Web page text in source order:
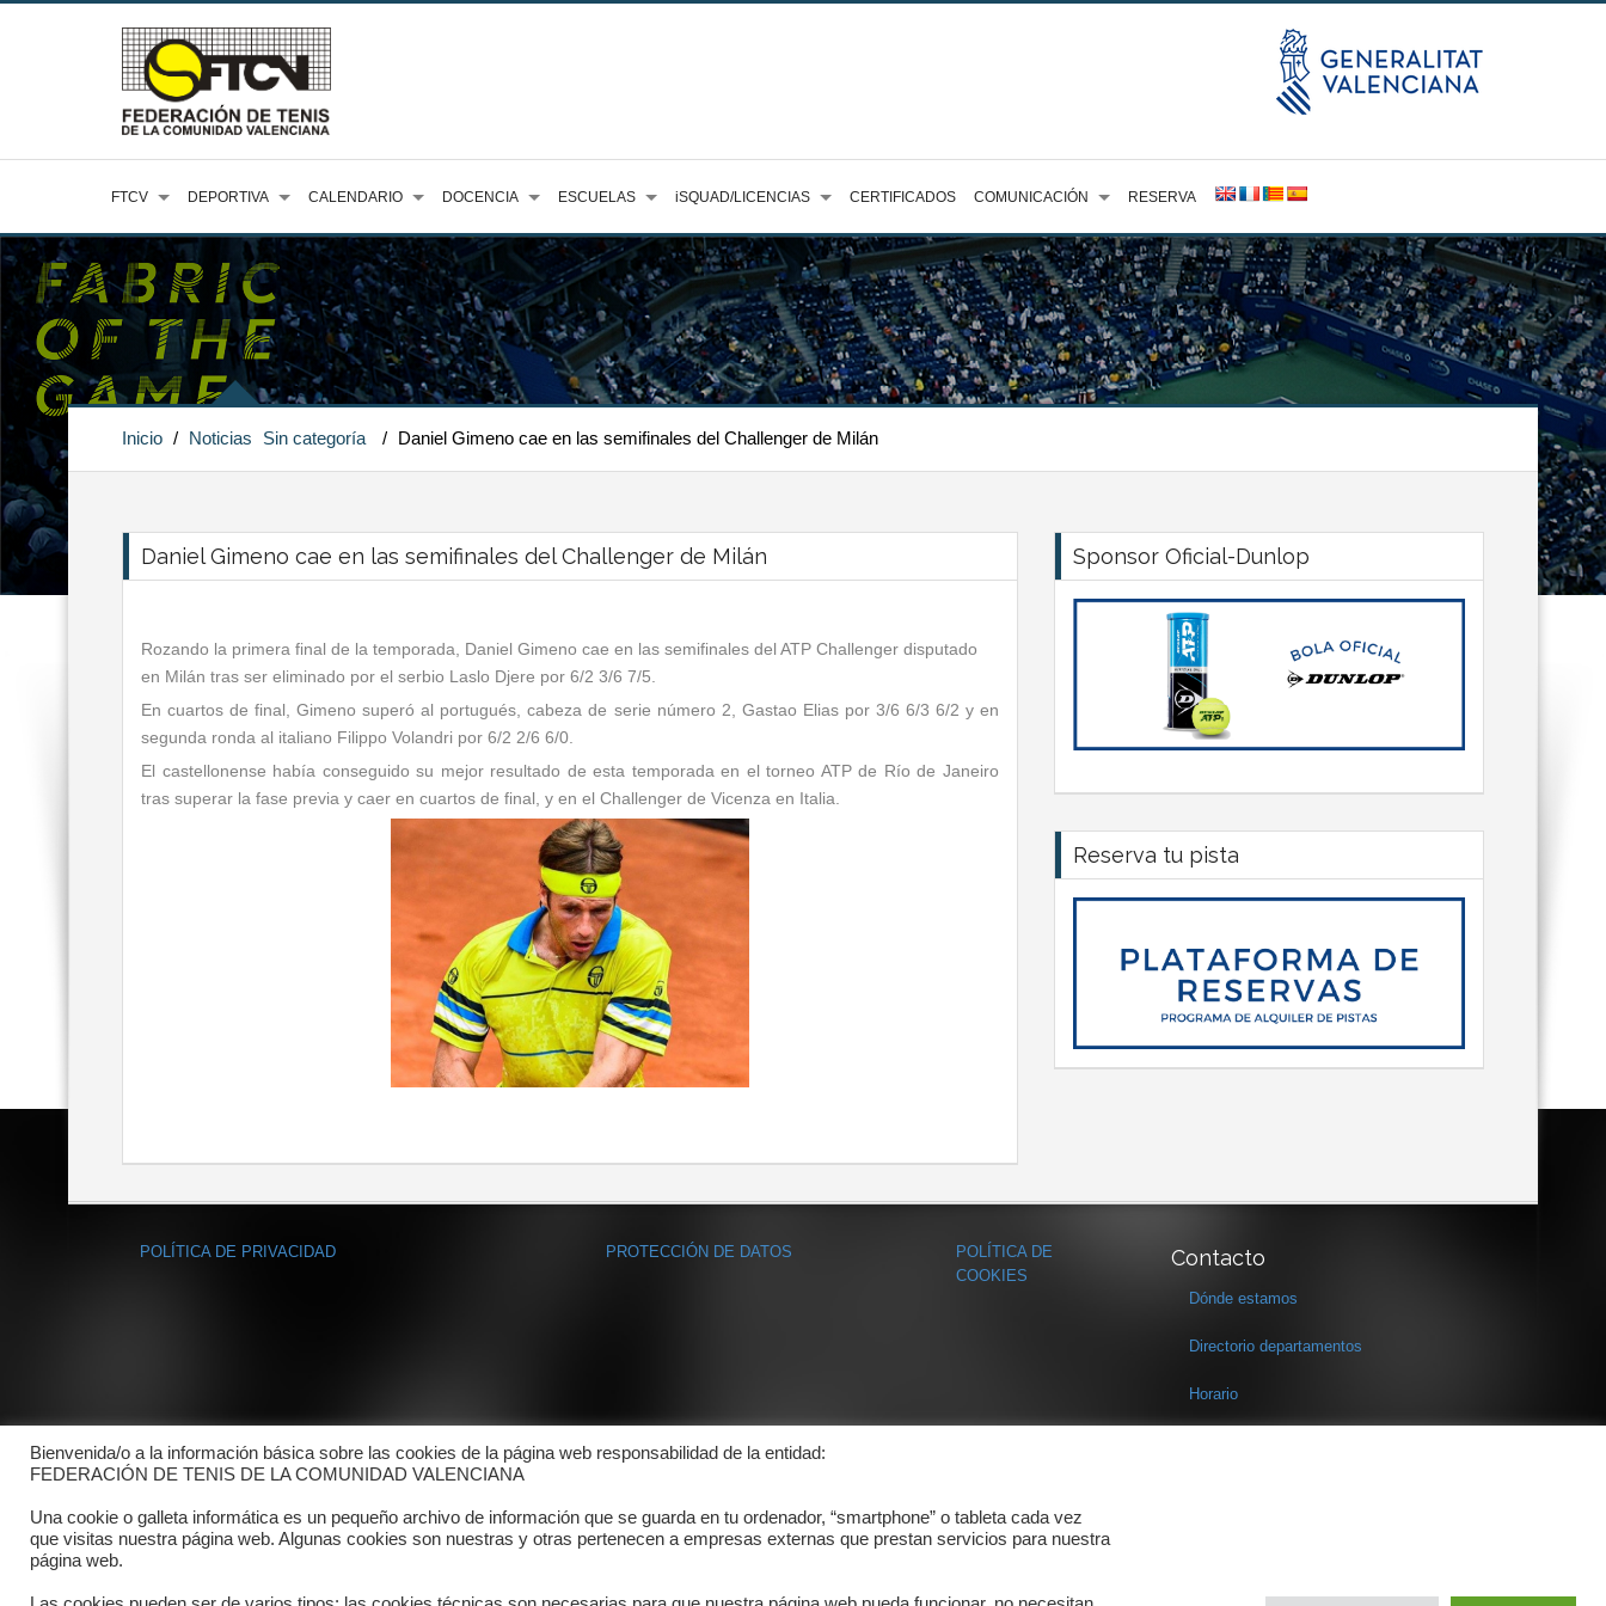
FTCV DEPORTIVA CALENDARIO DOCENCIA ESCUELAS iSQUAD/LICENCIAS CERTIFICADOS COMUNICACIÓN RESERVA
Inicio / Noticias Sin categoría / Daniel Gimeno cae en las semifinales del Challenger de Milán
Daniel Gimeno cae en las semifinales del Challenger de Milán
Rozando la primera final de la temporada, Daniel Gimeno cae en las semifinales del ATP Challenger disputado
en Milán tras ser eliminado por el serbio Laslo Djere por 6/2 3/6 7/5.
En cuartos de final, Gimeno superó al portugués, cabeza de serie número 2, Gastao Elias por 3/6 6/3 6/2 y en
segunda ronda al italiano Filippo Volandri por 6/2 2/6 6/0.
El castellonense había conseguido su mejor resultado de esta temporada en el torneo ATP de Río de Janeiro
tras superar la fase previa y caer en cuartos de final, y en el Challenger de Vicenza en Italia.
Sponsor Oficial-Dunlop
Reserva tu pista
POLÍTICA DE PRIVACIDAD PROTECCIÓN DE DATOS
POLÍTICA DE
COOKIES
Contacto
Dónde estamos
Directorio departamentos
Horario
Bienvenida/o a la información básica sobre las cookies de la página web responsabilidad de la entidad:
FEDERACIÓN DE TENIS DE LA COMUNIDAD VALENCIANA
Una cookie o galleta informática es un pequeño archivo de información que se guarda en tu ordenador, “smartphone” o tableta cada vez
que visitas nuestra página web. Algunas cookies son nuestras y otras pertenecen a empresas externas que prestan servicios para nuestra
página web.